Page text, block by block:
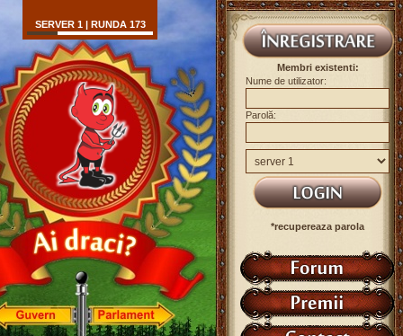
SERVER 1 | RUNDA 173
Membri existenti:
Nume de utilizator:
Parolă:
*recupereaza parola